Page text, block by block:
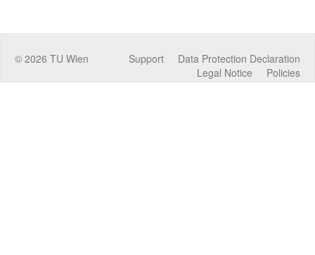
© 2026 TU Wien Data Protection Declaration
Support
Policies
Legal Notice